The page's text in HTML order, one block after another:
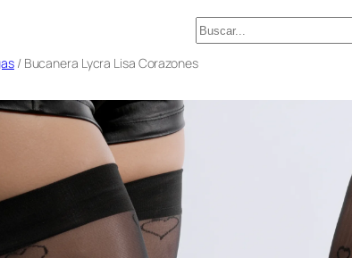
Buscar
/ Bucanera Lycra Lisa Corazones